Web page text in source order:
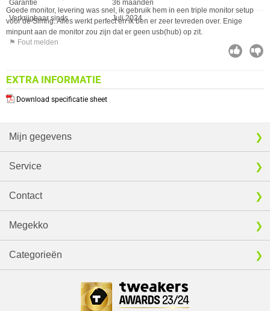
Garantie
36 maanden
Verkrijgbaar sinds
Juli 2024
⚑ Fout melden
EXTRA INFORMATIE
Download specificatie sheet
Goede monitor, levering was snel, ik gebruik hem in een triple monitor setup
voor de Simrig. Alles werkt perfect en ik ben er zeer tevreden over. Enige
minpunt aan de monitor zou zijn dat er geen usb(hub) op zit.
Mijn gegevens
Service
Contact
Megekko
Categorieën